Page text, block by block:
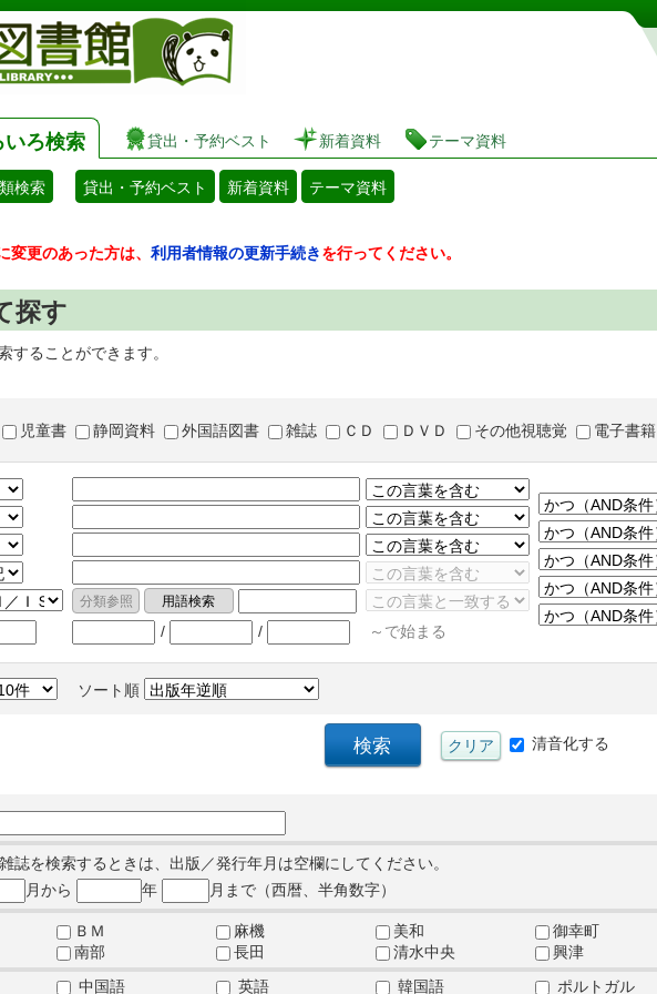
図書館 蔵書検索・予約システム
いろ検索 貸出・予約ベスト 新着資料 テーマ資料
検索 貸出・予約ベスト 新着資料 テーマ資料
更のあった方は、 利用者情報の更新手続きを行ってください。
探す
することができます。
児童書 静岡資料 外国語図書 雑誌 ＣＤ ＤＶＤ その他視聴覚 電子書籍
/ / ～で始まる
ソート順
清音化する
誌を検索するときは、出版／発行年月は空欄にしてください。
月から 年 月まで（西暦、半角数字）
ＢＭ 麻機 美和 御幸町
南部 長田 清水中央 興津
中国語 英語 韓国語 ポルトガル